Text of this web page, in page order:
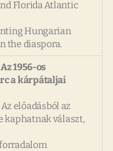
Florida Atlantic
Hungarian
the diaspora.
1956-os
a kárpátaljai
Az előadásból az
kaphatnak választ,